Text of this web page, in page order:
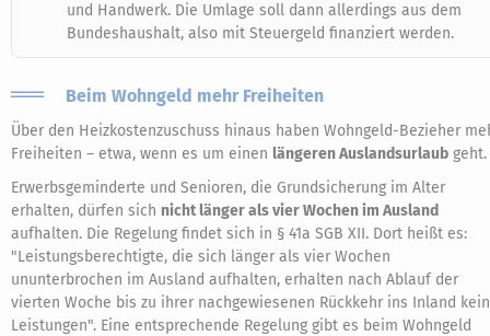
und Handwerk. Die Umlage soll dann allerdings aus dem
Bundeshaushalt, also mit Steuergeld finanziert werden.
Beim Wohngeld mehr Freiheiten
Über den Heizkostenzuschuss hinaus haben Wohngeld-Bezieher
Freiheiten – etwa, wenn es um einen längeren Auslandsurlaub geht.
Erwerbsgeminderte und Senioren, die Grundsicherung im Alter
erhalten, dürfen sich nicht länger als vier Wochen im Ausland
aufhalten. Die Regelung findet sich in § 41a SGB XII. Dort heißt es:
"Leistungsberechtigte, die sich länger als vier Wochen
ununterbrochen im Ausland aufhalten, erhalten nach Ablauf der
vierten Woche bis zu ihrer nachgewiesenen Rückkehr ins Inland
Leistungen". Eine entsprechende Regelung gibt es beim Wohngeld